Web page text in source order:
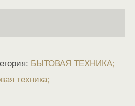
БЫТОВАЯ ТЕХНИКА
техника